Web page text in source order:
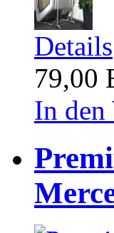
Details
79,00
In den